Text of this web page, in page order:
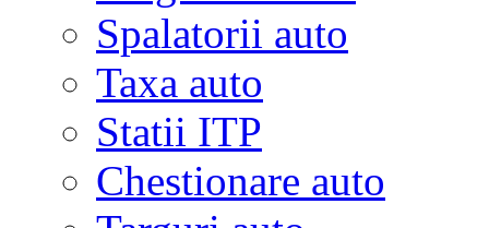
Spalatorii auto
Taxa auto
Statii ITP
Chestionare auto